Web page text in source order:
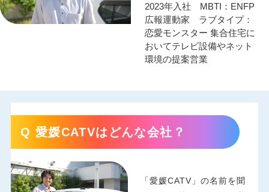
2023年入社 MBTI：ENFP
広報運動家 ラブタイプ：
恋愛モンスター 集合住宅に
おいてテレビ設備やネット
環境の提案営業
Q 愛媛CATVはどんな会社？
「愛媛CATV」の名前を聞